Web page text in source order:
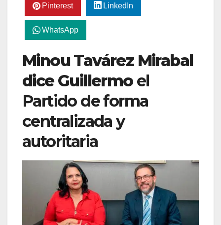
Pinterest LinkedIn
WhatsApp
Minou Tavárez Mirabal
dice Guillermoel
Partido de forma
centralizada y
autoritaria